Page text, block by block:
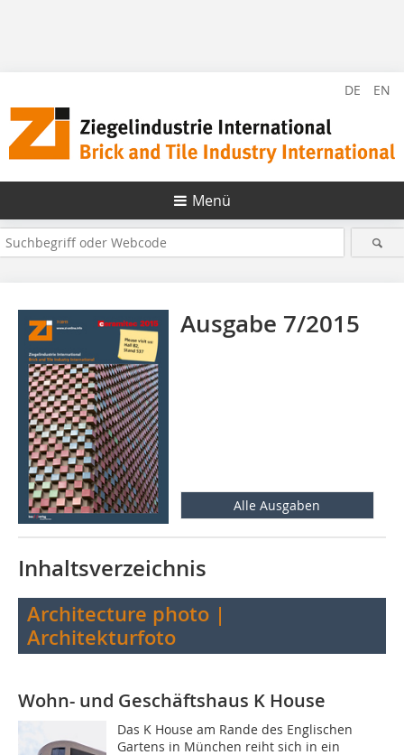
DE EN
Menü
Ausgabe 7/2015
Alle Ausgaben
Inhaltsverzeichnis
Architecture photo |
Architekturfoto
Wohn- und Geschäftshaus K House
Das K House am Rande des Englischen
Gartens in München reiht sich in ein